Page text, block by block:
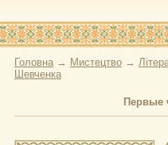
Головна → Мистецтво →
Шевченка
Первые